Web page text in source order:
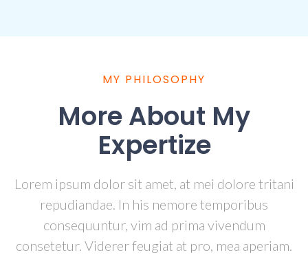
MY PHILOSOPHY
More About My
Expertize
Lorem ipsum dolor sit amet, at mei dolore tritani
repudiandae. In his nemore temporibus
consequuntur, vim ad prima vivendum
consetetur. Viderer feugiat at pro, mea aperiam.